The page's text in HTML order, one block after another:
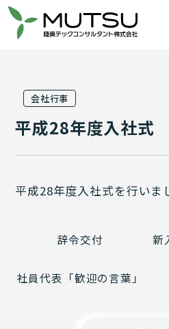
会社行事
平成28年度入社式
平成28年度入社式を行いま
辞令交付
新
社員代表「歓迎の言葉」